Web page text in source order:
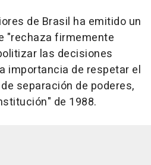
de Brasil ha emitido un
"rechaza firmemente
las decisiones
importancia de respetar el
separación de poderes,
de 1988.